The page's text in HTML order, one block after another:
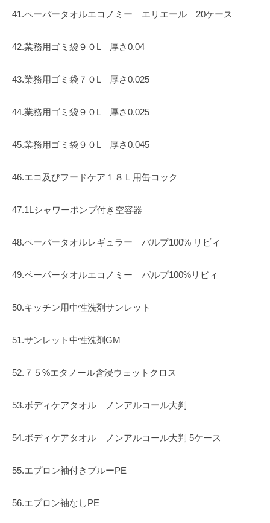
41.ペーパータオルエコノミー エリエール 20ケース
42.業務用ゴミ袋９０L 厚さ0.04
43.業務用ゴミ袋７０L 厚さ0.025
44.業務用ゴミ袋９０L 厚さ0.025
45.業務用ゴミ袋９０L 厚さ0.045
46.エコ及びフードケア１８Ｌ用缶コック
47.1Lシャワーポンプ付き空容器
48.ペーパータオルレギュラー パルプ100% リビィ
49.ペーパータオルエコノミー パルプ100%リビィ
50.キッチン用中性洗剤サンレット
51.サンレット中性洗剤GM
52.７５%エタノール含浸ウェットクロス
53.ボディケアタオル ノンアルコール大判
54.ボディケアタオル ノンアルコール大判 5ケース
55.エプロン袖付きブルーPE
56.エプロン袖なしPE